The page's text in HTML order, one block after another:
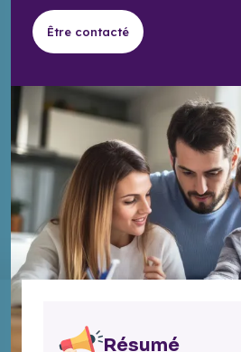
Être contacté
Résumé